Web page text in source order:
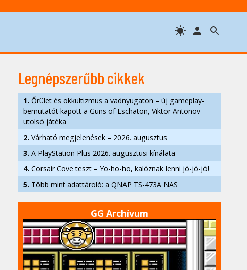
Legnépszerűbb cikkek
1. Őrület és okkultizmus a vadnyugaton – új gameplay-
bemutatót kapott a Guns of Eschaton, Viktor Antonov
utolsó játéka
2. Várható megjelenések – 2026. augusztus
3. A PlayStation Plus 2026. augusztusi kínálata
4. Corsair Cove teszt – Yo-ho-ho, kalóznak lenni jó-jó-jó!
5. Több mint adattároló: a QNAP TS-473A NAS
GG Archívum